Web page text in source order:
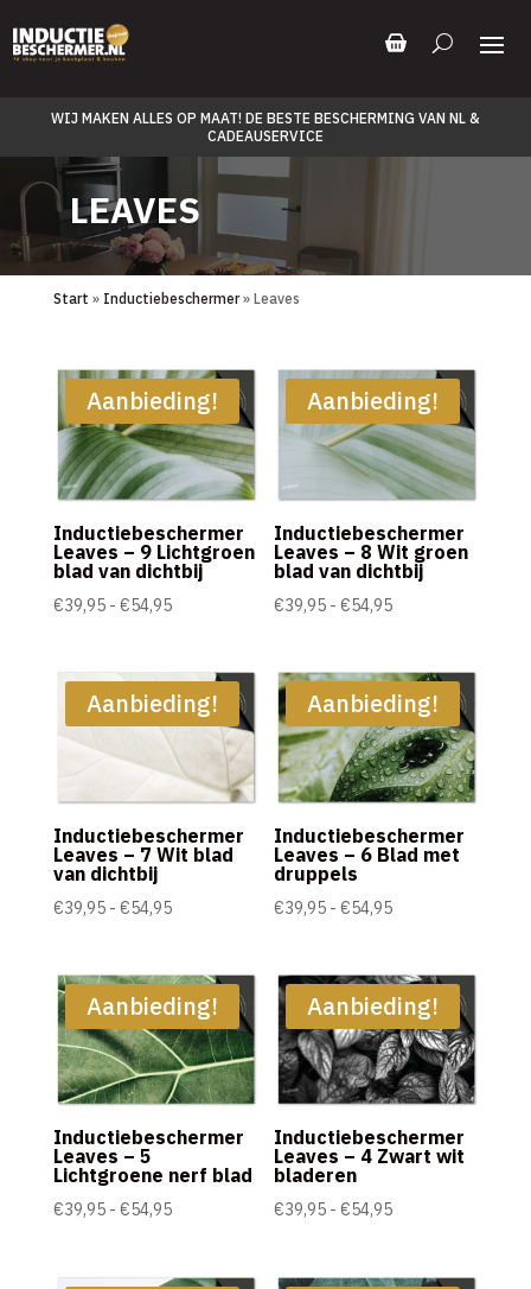
WIJ MAKEN ALLES OP MAAT! DE BESTE BESCHERMING VAN NL &
CADEAUSERVICE
LEAVES
Start » Inductiebeschermer» Leaves
Aanbieding!
Inductiebeschermer
Leaves – 9 Lichtgroen
blad van dichtbij
€39,95 - €54,95Prijsklasse:
€54,95
Aanbieding!
Inductiebeschermer
Leaves – 8 Wit groen
blad van dichtbij
€39,95 - €54,95Prijsklasse:
€54,95
Aanbieding!
Inductiebeschermer
Leaves – 7 Wit blad
van dichtbij
€39,95 - €54,95Prijsklasse:
€54,95
Aanbieding!
Inductiebeschermer
Leaves – 6 Blad met
druppels
€39,95 - €54,95Prijsklasse:
€54,95
Aanbieding!
Inductiebeschermer
Leaves – 5
Lichtgroene nerf blad
€39,95 - €54,95Prijsklasse:
Aanbieding!
Inductiebeschermer
Leaves – 4 Zwart wit
bladeren
€39,95 - €54,95Prijsklasse: